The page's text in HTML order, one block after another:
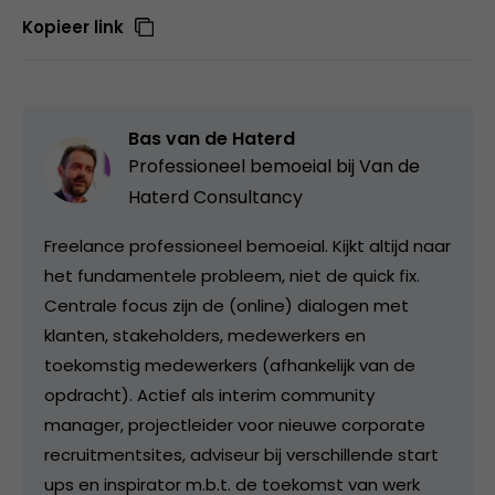
Kopieer link
Bas van de Haterd
Professioneel bemoeial bij Van de
Haterd Consultancy
Freelance professioneel bemoeial. Kijkt altijd naar
het fundamentele probleem, niet de quick fix.
Centrale focus zijn de (online) dialogen met
klanten, stakeholders, medewerkers en
toekomstig medewerkers (afhankelijk van de
opdracht). Actief als interim community
manager, projectleider voor nieuwe corporate
recruitmentsites, adviseur bij verschillende start
ups en inspirator m.b.t. de toekomst van werk